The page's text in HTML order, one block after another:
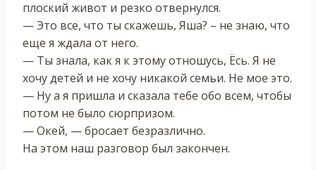
плоский живот и резко отвернулся.
— Это все, что ты скажешь, Яша? – не знаю, что
еще я ждала от него.
— Ты знала, как я к этому отношусь, Ёсь. Я не
хочу детей и не хочу никакой семьи. Не мое это.
— Ну а я пришла и сказала тебе обо всем, чтобы
потом не было сюрпризом.
— Окей, — бросает безразлично.
На этом наш разговор был закончен.